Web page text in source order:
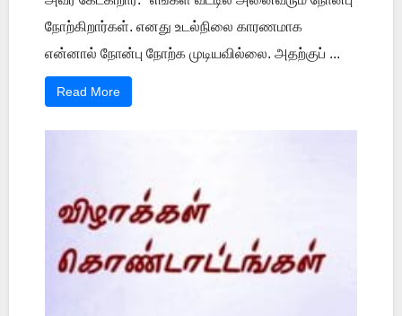
நோற்கிறார்கள். எனது உடல்நிலை காரணமாக
என்னால் நோன்பு நோற்க முடியவில்லை. அதற்குப் ...
Read More